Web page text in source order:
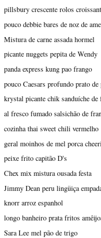
pillsbury crescente rolos croissant
pouco debbie bares de noz de
Mistura de carne assada hormel
picante nuggets pepita de Wendy
panda express kung pao frango
pouco Caesars profundo prato de
krystal picante chik sanduíche de
al fresco fumado salsichão de
cozinha thai sweet chili vermelho
geral moinhos de mel porca
peixe frito capitão D's
Chex mix mistura ousada festa
Jimmy Dean peru lingüiça
knorr arroz espanhol
longo banheiro prata fritos
Sara Lee mel pão de trigo